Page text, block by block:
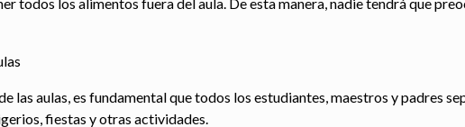
las aulas, es fundamental que todos los estudiantes, maestros y padres
fiestas y otras actividades.